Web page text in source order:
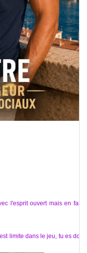
l'esprit ouvert mais en faite,
limite dans le jeu, tu es donc